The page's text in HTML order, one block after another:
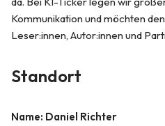
Kommunikation und möchten
Leser:innen, Autor:innen und
Standort
Name: Daniel Richter